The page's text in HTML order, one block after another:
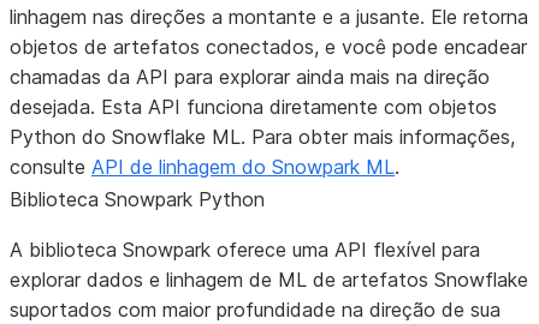
linhagem nas direções a montante e a jusante. Ele retorna
objetos de artefatos conectados, e você pode encadear
chamadas da API para explorar ainda mais na direção
desejada. Esta API funciona diretamente com objetos
Python do Snowflake ML. Para obter mais informações,
consulte API de linhagem do Snowpark ML.
Biblioteca Snowpark Python
A biblioteca Snowpark oferece uma API flexível para
explorar dados e linhagem de ML de artefatos Snowflake
suportados com maior profundidade na direção de sua